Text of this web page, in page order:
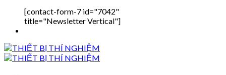
[contact-form-7 id="7042"
title="Newsletter Vertical"]